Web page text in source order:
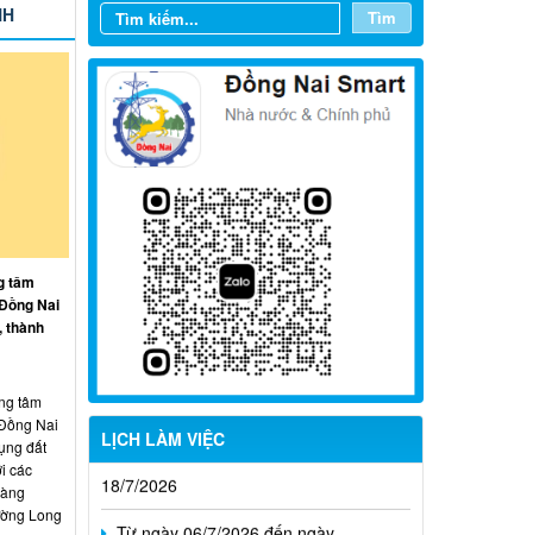
Tìm
LỊCH LÀM VIỆC
Từ ngày 03/8/2026 đến ngày
09/8/2026
Từ ngày 27/7/2026 đến ngày
02/8/2026
Từ ngày 20/7/2026 đến ngày
26/7/2026
Từ ngày 13/7/2026 đến ngày
18/7/2026
Từ ngày 06/7/2026 đến ngày
12/7/2026
tâm
Nai
thành
tâm
Nai
đất
các
Long